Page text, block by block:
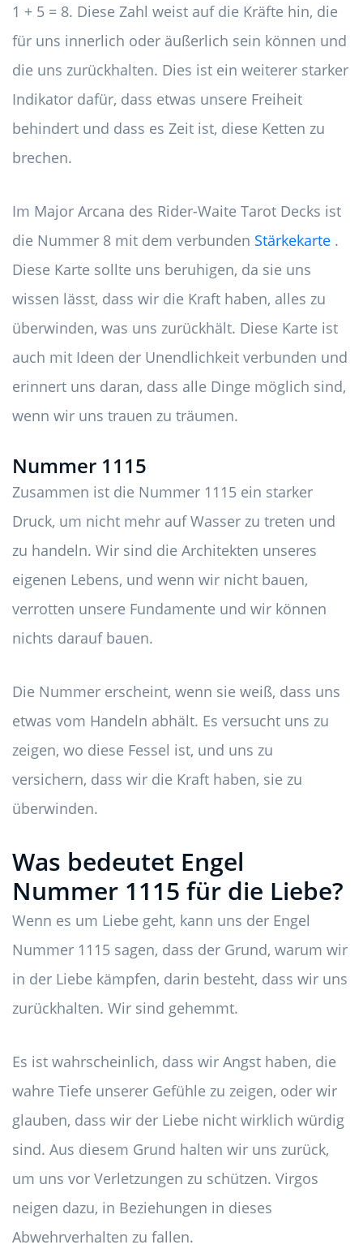
1 + 5 = 8. Diese Zahl weist auf die Kräfte hin, die
für uns innerlich oder äußerlich sein können und
die uns zurückhalten. Dies ist ein weiterer starker
Indikator dafür, dass etwas unsere Freiheit
behindert und dass es Zeit ist, diese Ketten zu
brechen.
Im Major Arcana des Rider-Waite Tarot Decks ist
die Nummer 8 mit dem verbunden Stärkekarte .
Diese Karte sollte uns beruhigen, da sie uns
wissen lässt, dass wir die Kraft haben, alles zu
überwinden, was uns zurückhält. Diese Karte ist
auch mit Ideen der Unendlichkeit verbunden und
erinnert uns daran, dass alle Dinge möglich sind,
wenn wir uns trauen zu träumen.
Nummer 1115
Zusammen ist die Nummer 1115 ein starker
Druck, um nicht mehr auf Wasser zu treten und
zu handeln. Wir sind die Architekten unseres
eigenen Lebens, und wenn wir nicht bauen,
verrotten unsere Fundamente und wir können
nichts darauf bauen.
Die Nummer erscheint, wenn sie weiß, dass uns
etwas vom Handeln abhält. Es versucht uns zu
zeigen, wo diese Fessel ist, und uns zu
versichern, dass wir die Kraft haben, sie zu
überwinden.
Was bedeutet Engel
Nummer 1115 für die Liebe?
Wenn es um Liebe geht, kann uns der Engel
Nummer 1115 sagen, dass der Grund, warum wir
in der Liebe kämpfen, darin besteht, dass wir uns
zurückhalten. Wir sind gehemmt.
Es ist wahrscheinlich, dass wir Angst haben, die
wahre Tiefe unserer Gefühle zu zeigen, oder wir
glauben, dass wir der Liebe nicht wirklich würdig
sind. Aus diesem Grund halten wir uns zurück,
um uns vor Verletzungen zu schützen. Virgos
neigen dazu, in Beziehungen in dieses
Abwehrverhalten zu fallen.